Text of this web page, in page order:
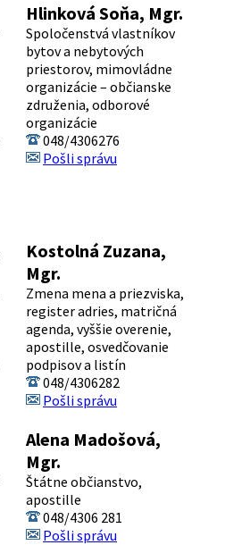
Hlinková Soňa, Mgr.
Spoločenstvá vlastníkov
bytov a nebytových
priestorov, mimovládne
organizácie – občianske
združenia, odborové
organizácie
048/4306276
Pošli správu
Kostolná Zuzana,
Mgr.
Zmena mena a priezviska,
register adries, matričná
agenda, vyššie overenie,
apostille, osvedčovanie
podpisov a listín
048/4306282
Pošli správu
Alena Madošová,
Mgr.
Štátne občianstvo,
apostille
048/4306 281
Pošli správu